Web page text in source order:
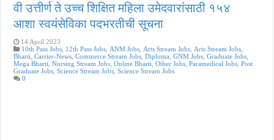
वी उत्तीर्ण ते उच्च शिक्षित महिला उमेदवारांसाठी १५४
आशा स्वयंसेविका पदभरतीची सूचना
14 April 2023
10th Pass Jobs 12th Pass Jobs ANM Jobs Arts Stream Jobs Arts Stream Jobs
Bharti ,Carrier-News ,Commerce Stream Jobs ,Diploma ,GNM Jobs ,Graduate Jobs
Mega Bharti ,Nursing Stream Jobs ,Online Bharti ,Other Jobs ,Paramedical Jobs ,Post
Graduate Jobs ,Science Stream Jobs ,Science Stream Jobs
0